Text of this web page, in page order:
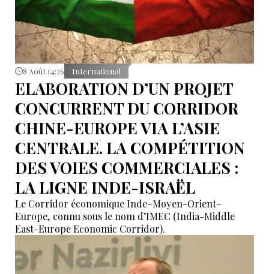
8 Août 14:26 International
ELABORATION D’UN PROJET
CONCURRENT DU CORRIDOR
CHINE-EUROPE VIA L’ASIE
CENTRALE. LA COMPÉTITION
DES VOIES COMMERCIALES :
LA LIGNE INDE-ISRAËL
Le Corridor économique Inde–Moyen-Orient–
Europe, connu sous le nom d’IMEC (India-Middle
East-Europe Economic Corridor).